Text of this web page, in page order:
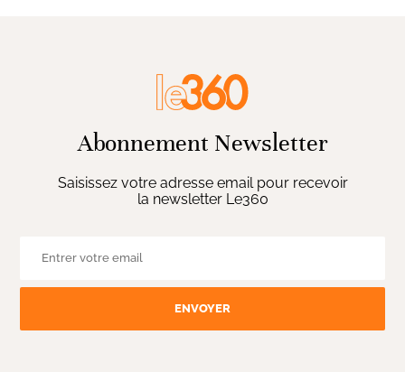
Abonnement Newsletter
Saisissez votre adresse email pour recevoir
la newsletter Le360
ENVOYER